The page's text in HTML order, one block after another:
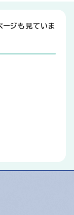
ージも見ていま